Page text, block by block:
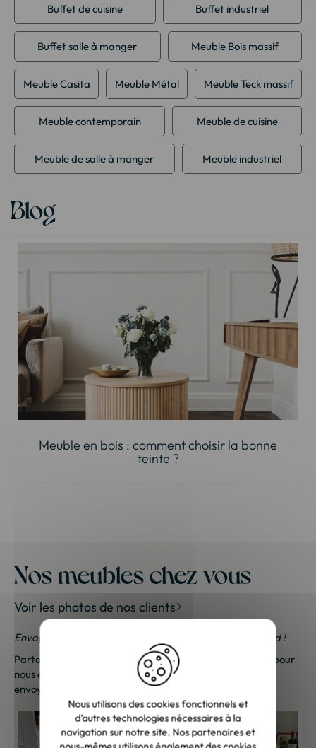
Buffet de cuisine Buffet industriel
Buffet salle à manger Meuble Bois massif
Meuble Casita Meuble Métal Meuble Teck massif
Meuble contemporain Meuble de cuisine
Meuble de salle à manger Meuble industriel
Blog
Meuble en bois : comment choisir la bonne
teinte ?
Nos meubles chez vous
Voir les photos de nos clients
Envoyez-nous vos photos ; une petite surprise vous attend !
Partagez vos photos et recevez une surprise !
pour
nous envoyer vos photos. Une petite attention vous sera
envoyée sous 48h à 72h ouvrées. Merci de votre fidélité !
Nous utilisons des cookies fonctionnels et
d’autres technologies nécessaires à la
navigation sur notre site. Nos partenaires et